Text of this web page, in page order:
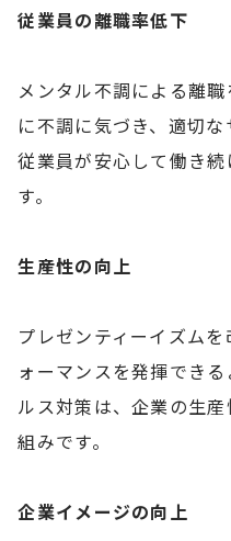
従業員の離職率低下
メンタル不調による離
に不調に気づき、適切な
従業員が安心して働き
す。
生産性の向上
プレゼンティーイズム
ォーマンスを発揮でき
ルス対策は、企業の生
組みです。
企業イメージの向上